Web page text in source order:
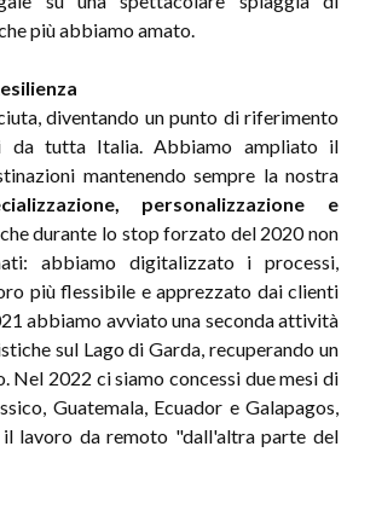
più abbiamo amato.
diventando un punto di riferimento
da tutta Italia. Abbiamo ampliato il
mantenendo sempre la nostra
personalizzazione e
durante lo stop forzato del 2020 non
abbiamo digitalizzato i processi,
più flessibile e apprezzato dai clienti
abbiamo avviato una seconda attività
sul Lago di Garda, recuperando un
Nel 2022 ci siamo concessi due mesi di
Guatemala, Ecuador e Galapagos,
il lavoro da remoto "dall'altra parte del